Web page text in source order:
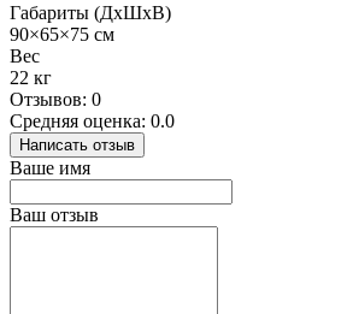
Габариты (ДхШхВ)
90×65×75 см
Вес
22 кг
Отзывов: 0
Средняя оценка: 0.0
Написать отзыв
Ваше имя
Ваш отзыв